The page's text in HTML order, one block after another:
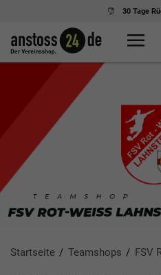
Ab 75,- € Einkauf
Startseite Teamshops FSV